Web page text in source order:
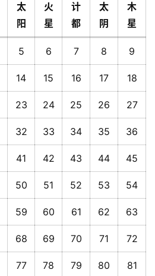
太
阳
火
星
计
都
太
阴
木
星
5 6 7 8 9
14 15 16 17 18
23 24 25 26 27
32 33 34 35 36
41 42 43 44 45
50 51 52 53 54
59 60 61 62 63
68 69 70 71 72
77 78 79 80 81